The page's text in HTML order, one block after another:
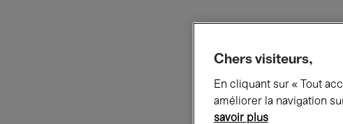
Ce
Chers visiteurs,
En cliquant sur « Tout
améliorer la navigation
savoir plus